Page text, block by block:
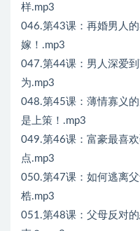
样.mp3
046.第43课：再婚男人
嫁！.mp3
047.第44课：男人深爱
为.mp3
048.第45课：薄情寡义
是上策！.mp3
049.第46课：富豪最喜
点.mp3
050.第47课：如何逃离
梏.mp3
051.第48课：父母反对